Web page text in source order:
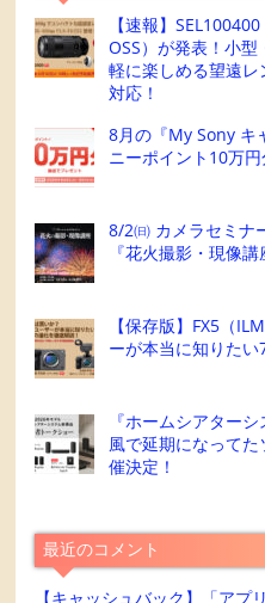
【速報】
OSS）が発表！小
軽に楽しめる望遠
対応！
8月の『My Sony キ
ニーポイント10万円
8/2㈰ カメラセミナ
『花火撮影・現像講
【保存版】FX5（
ーが本当に知りたい
『ホームシアター
風で延期になって
催決定！
最近のコメント
【キャッシュバック】「アプ